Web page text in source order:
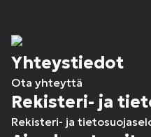
Yhteystiedot
Ota yhteyttä
Rekisteri- ja
Rekisteri- ja